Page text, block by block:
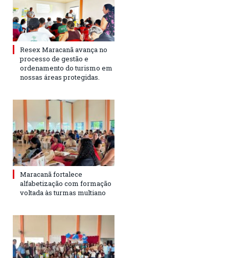
Resex Maracanã avança no
processo de gestão e
ordenamento do turismo em
nossas áreas protegidas.
Maracanã fortalece
alfabetização com formação
voltada às turmas multiano